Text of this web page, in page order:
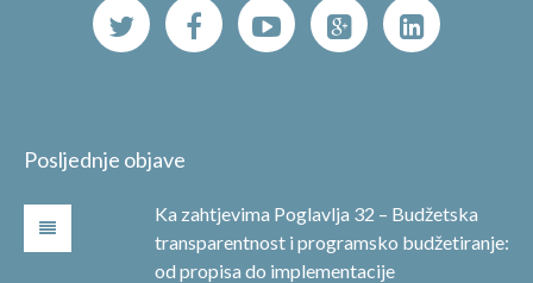
Posljednje objave
Ka zahtjevima Poglavlja 32 – Budžetska
transparentnost i programsko budžetiranje:
od propisa do implementacije